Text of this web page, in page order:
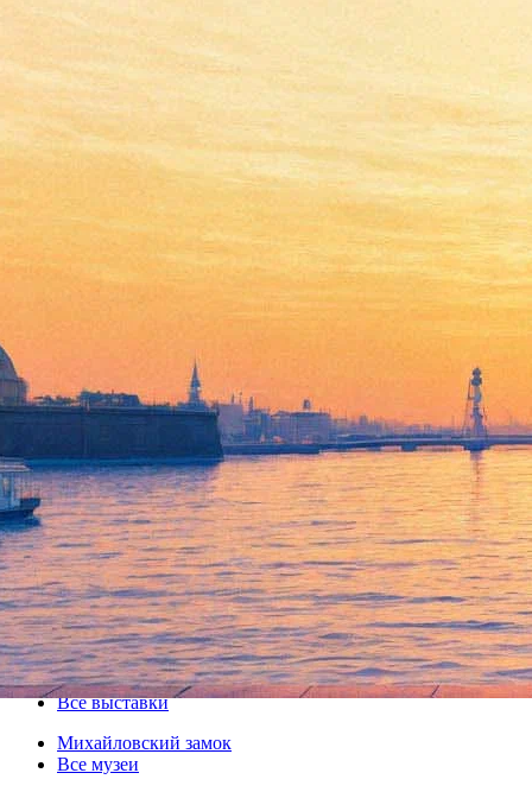
Этнические сказки Андрея
Осташова в Русском Музее
07 августа 2013, среда,17.00-21 августа 2013, среда
Версия для печати
Все выставки
Михайловский замок
Все музеи